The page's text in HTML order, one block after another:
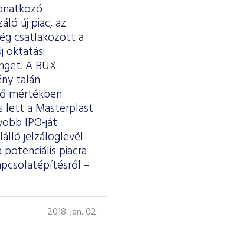
új piac, az
csatlakozott a
oktatási
A BUX
talán
mértékben
lett a Masterplast
IPO-ját
jelzáloglevél-
piacra
–
2018. jan. 02.